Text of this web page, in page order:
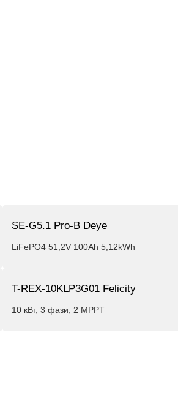
SE-G5.1 Pro-B Deye
LiFePO4 51,2V 100Ah 5,12kWh
T-REX-10KLP3G01 Felicity
10 кВт, 3 фази, 2 MPPT